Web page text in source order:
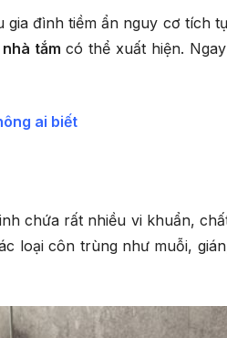
đình tiềm ẩn nguy cơ tích
tắmcó thể xuất hiện.
ai biết
chứa rất nhiều vi khuẩn,
loại côn trùng như muỗi,